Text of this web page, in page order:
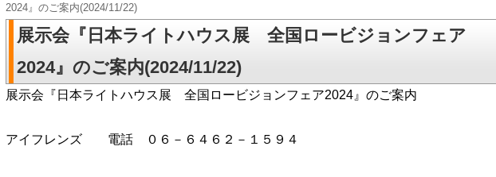
2024』のご案内(2024/11/22)
展示会『日本ライトハウス展 全国ロービジョンフェア
2024』のご案内(2024/11/22)
展示会『日本ライトハウス展 全国ロービジョンフェア2024』のご案内
アイフレンズ 電話 ０６－６４６２－１５９４